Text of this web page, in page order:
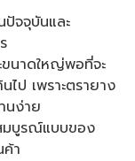
จจุบันและ
นาดใหญ่พอที่จะ
ไป เพราะตรายาง
นง่าย
บูรณ์แบบของ
า